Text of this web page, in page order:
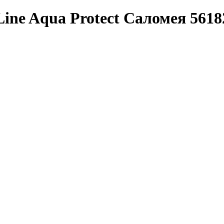
Aqua Protect Саломея